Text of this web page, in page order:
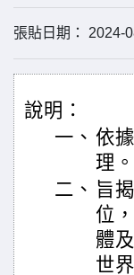
張貼日期： 2024-
說明：
一、 依
理。
二、 旨
位
體
世